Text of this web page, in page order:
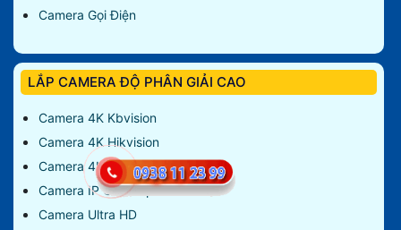
Camera Gọi Điện
LẮP CAMERA ĐỘ PHÂN GIẢI CAO
Camera 4K Kbvision
Camera 4K Hikvision
Camera 4K Dahua
Camera IP Cao Cấp
Camera Ultra HD